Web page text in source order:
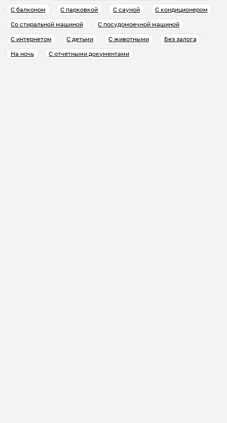
С балконом
С парковкой С сауной
С кондиционером
Со стиральной машиной
С посудомоечной машиной
С интернетом
С детьми С животными
Без залога
На ночь
С отчетными документами